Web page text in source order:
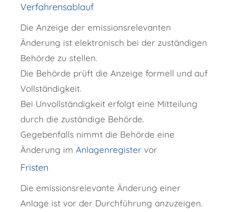
Verfahrensablauf
Die Anzeige der emissionsrelevanten
Änderung ist elektronisch bei der zuständigen
Behörde zu stellen.
Die Behörde prüft die Anzeige formell und auf
Vollständigkeit.
Bei Unvollständigkeit erfolgt eine Mitteilung
durch die zuständige Behörde.
Gegebenfalls nimmt die Behörde eine
Änderung im Anlagenregister vor
Fristen
Die emissionsrelevante Änderung einer
Anlage ist vor der Durchführung anzuzeigen.